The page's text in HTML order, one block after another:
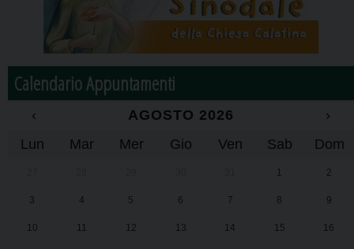
Calendario Appuntamenti
‹ AGOSTO 2026
›
Lun
Mar Mer Gio Ven Sab Dom
1 2
3 4 5 6 7 8 9
10 11 12 13 14 15 16